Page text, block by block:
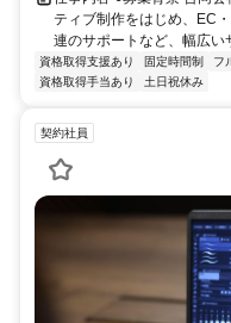
ティブ制作をはじめ、EC
連のサポートなど、幅広い
資格取得支援あり 固定時間制 フ
資格取得手当あり
土日祝休み
契約社員